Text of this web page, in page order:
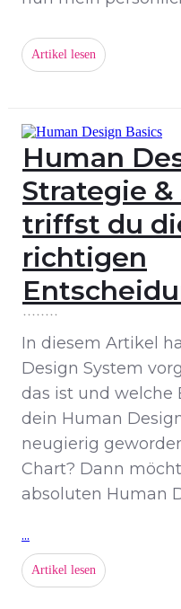
Artikel lesen
Human
Strategie
triffst du
richtigen
In diesem Artikel
Design System
das ist und welche
dein Human
neugierig
Chart? Dann
absoluten Human
...
Artikel lesen